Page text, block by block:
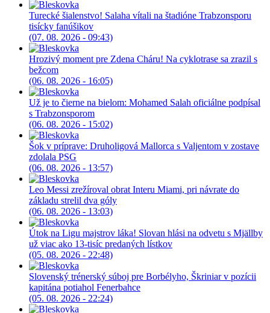
Turecké šialenstvo! Salaha vítali na štadióne Trabzonsporu
tisícky fanúšikov
(07. 08. 2026 - 09:43)
Hrozivý moment pre Zdena Cháru! Na cyklotrase sa zrazil s
bežcom
(06. 08. 2026 - 16:05)
Už je to čierne na bielom: Mohamed Salah oficiálne podpísal
s Trabzonsporom
(06. 08. 2026 - 15:02)
Šok v príprave: Druholigová Mallorca s Valjentom v zostave
zdolala PSG
(06. 08. 2026 - 13:57)
Leo Messi zrežíroval obrat Interu Miami, pri návrate do
základu strelil dva góly
(06. 08. 2026 - 13:03)
Útok na Ligu majstrov láka! Slovan hlási na odvetu s Mjällby
už viac ako 13-tisíc predaných lístkov
(05. 08. 2026 - 22:48)
Slovenský trénerský súboj pre Borbélyho, Škriniar v pozícii
kapitána potiahol Fenerbahce
(05. 08. 2026 - 22:24)